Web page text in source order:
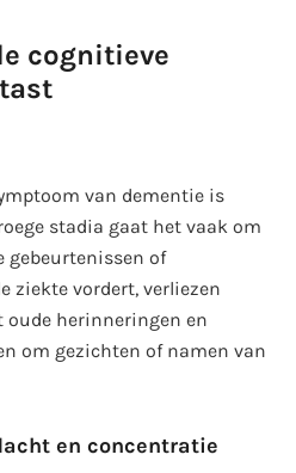
cognitieve
van dementie is
stadia gaat het vaak om
gebeurtenissen of
ziekte vordert, verliezen
oude herinneringen en
om gezichten of namen van
en concentratie